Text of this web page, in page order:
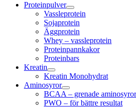
Proteinpulver
Vassleprotein
Sojaprotein
Äggprotein
Whey – vassleprotein
Proteinpannkakor
Proteinbars
Kreatin
Kreatin Monohydrat
Aminosyror
BCAA – grenade aminosyror
PWO – för bättre resultat